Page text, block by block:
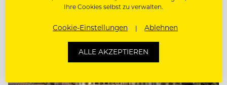
Ihre Cookies selbst zu verwalten.
Cookie-Einstellungen Ablehnen
ALLE AKZEPTIEREN